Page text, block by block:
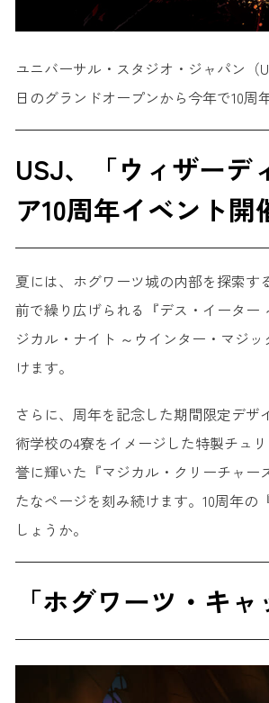
ユニバーサル・スタジオ・ジャパン（
日のグランドオープンから今年で10
USJ、「ウィザーデ
ア10周年イベント開
夏には、ホグワーツ城の内部を探索
前で繰り広げられる『デス・イーター
ジカル・ナイト ～ウインター・マジ
けます。
さらに、周年を記念した期間限定デ
術学校の4寮をイメージした特製チュ
誉に輝いた『マジカル・クリーチャ
たなページを刻み続けます。10周年
しょうか。
「ホグワーツ・キ